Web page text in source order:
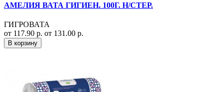
АМЕЛИЯ ВАТА ГИГИЕН. 100Г. Н/СТЕР.
ГИГРОВАТА
от 117.90 р. от 131.00 р.
В корзину